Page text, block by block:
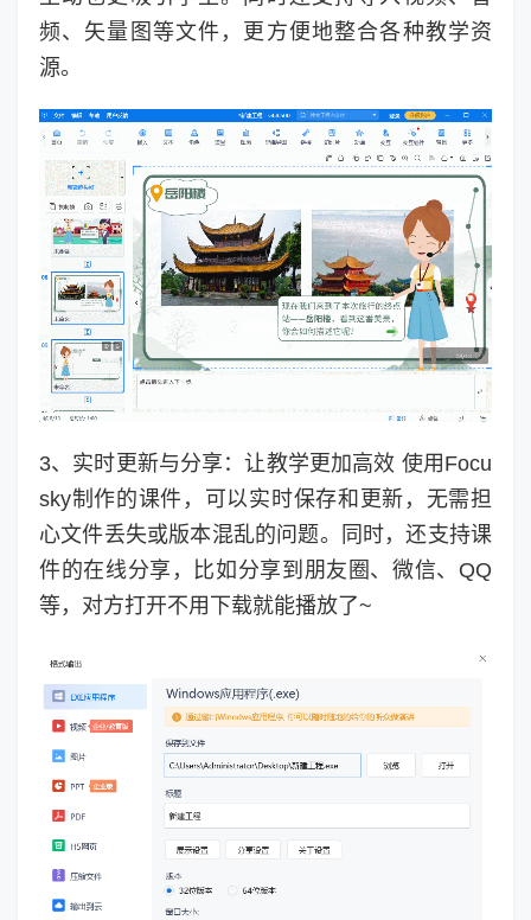
频、矢量图等文件，更方便地整合各种教学资
源。
3、实时更新与分享：让教学更加高效 使用Focu
sky制作的课件，可以实时保存和更新，无需担
心文件丢失或版本混乱的问题。同时，还支持课
件的在线分享，比如分享到朋友圈、微信、QQ
等，对方打开不用下载就能播放了~